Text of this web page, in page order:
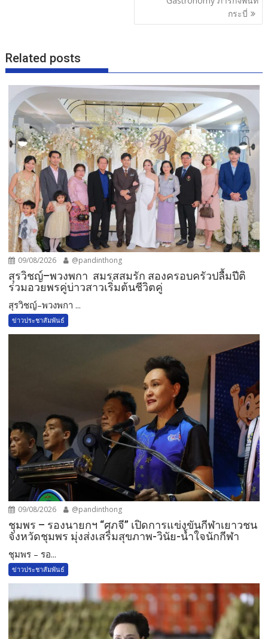
กระบี่
Related posts
09/08/2026 @pandinthong
สุรวิชญ์–พวงพกา สมรสสมรัก สองครอบครัวปลื้มปีติ
ร่วมอวยพรคู่บ่าวสาวเริ่มต้นชีวิตคู่
สุรวิชญ์–พวงพกา ...
ข่าวประชาสัมพันธ์
09/08/2026 @pandinthong
ชุมพร – รองนายกฯ “ศุภจี” เปิดการแข่งขันกีฬาเยาวชน
จังหวัดชุมพร มุ่งส่งเสริมสุขภาพ-วินัย-น้ำใจนักกีฬา
ชุมพร – รอ...
ข่าวประชาสัมพันธ์